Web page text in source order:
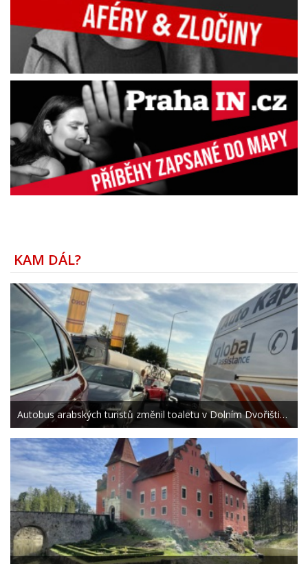
KAM DÁL?
Autobus arabských turistů změnil toaletu v Dolním Dvořišti…